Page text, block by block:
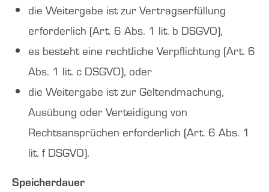
die Weitergabe ist zur Vertragserfüllung
erforderlich (Art. 6 Abs. 1 lit. b DSGVO),
es besteht eine rechtliche Verpflichtung (Art. 6
Abs. 1 lit. c DSGVO), oder
die Weitergabe ist zur Geltendmachung,
Ausübung oder Verteidigung von
Rechtsansprüchen erforderlich (Art. 6 Abs. 1
lit. f DSGVO).
Speicherdauer